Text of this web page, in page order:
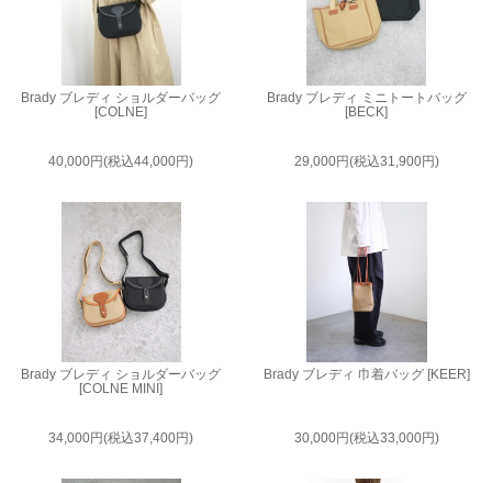
Brady ブレディ ショルダーバッグ
[COLNE]
40,000円(税込44,000円)
Brady ブレディ ミニトートバッグ
[BECK]
29,000円(税込31,900円)
Brady ブレディ ショルダーバッグ
[COLNE MINI]
34,000円(税込37,400円)
Brady ブレディ 巾着バッグ [KEER]
30,000円(税込33,000円)